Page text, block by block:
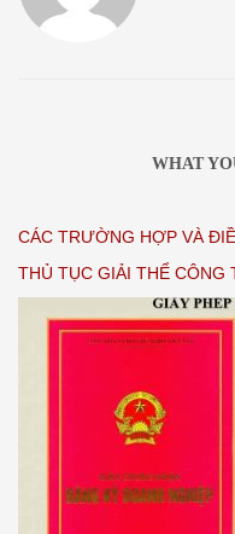
WHAT
CÁC TRƯỜNG HỢP VÀ
THỦ TỤC GIẢI THỂ CÔNG